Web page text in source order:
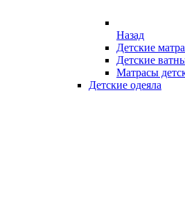
Назад
Детские
Детские
Матрасы
Детские одеяла